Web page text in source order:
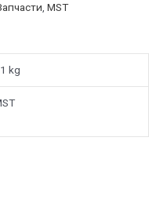
, MST
kg